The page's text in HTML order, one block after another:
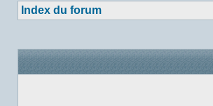
Index du forum